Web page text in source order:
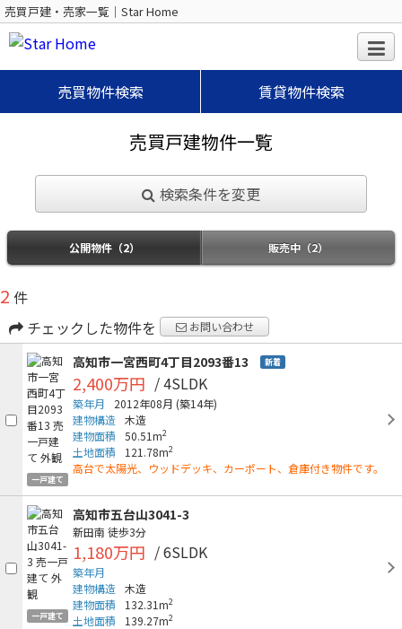
売買戸建・売家一覧｜Star Home
売買物件検索 賃貸物件検索
売買戸建物件一覧
検索条件を変更
公開物件（2） 販売中（2）
2 件
チェックした物件を
お問い合わせ
一戸建て
高知市一宮西町4丁目2093番13 新着
2,400万円 / 4SLDK
築年月 2012年08月 (築14年)
建物構造 木造
建物面積
50.51m2
土地面積 121.78m2
高台で太陽光、ウッドデッキ、カーポート、倉庫付き物件です。
一戸建て
高知市五台山3041-3
新田南 徒歩3分
1,180万円 / 6SLDK
築年月
建物構造 木造
建物面積
132.31m2
土地面積 139.27m2